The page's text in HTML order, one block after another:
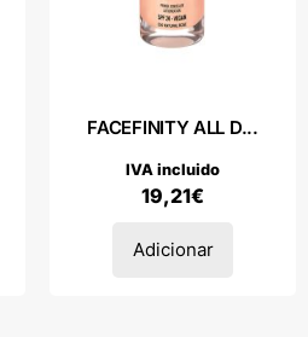
FACEFINITY ALL D...
19,21€
IVA incluido
Adicionar